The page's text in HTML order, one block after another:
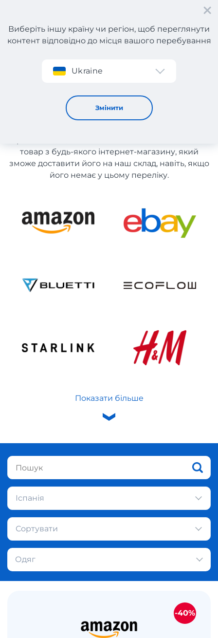
Реєстрація
Виберіть іншу країну чи регіон, щоб переглянути
контент відповідно до місця вашого перебування
Ukraine
Змінити
Одяг з Іспанії
Одяг з Іспанії
товар з будь-якого інтернет-магазину, який
зможе доставити його на наш склад, навіть, якщо
його немає у цьому переліку.
Показати більше
Іспанія
Сортувати
Одяг
-40%